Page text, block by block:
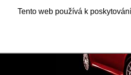
Tento web používá k